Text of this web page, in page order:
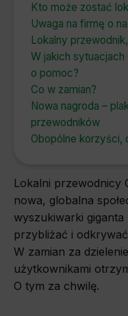
Kto może zostać
Uwaga na firmę o
Lokalny
W jakich
o pomoc?
Co w zamian?
Nowa nagroda –
przewodników
Obopólne korzyści,
Lokalni przewodnicy
nowa, globalna
wyszukiwarki
przybliżać i
W zamian za
użytkownikami
O tym za chwilę.